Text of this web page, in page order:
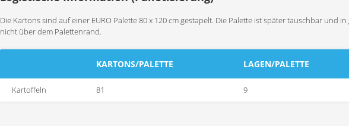
Die Kartons sind auf einer EURO Palette 80 x 120 cm gestapelt. Die Palette ist später tauschbar und
nicht über dem Palettenrand.
KARTONS/PALETTE LAGEN/PALETTE
Kartoffeln 81 9